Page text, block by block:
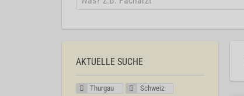
AKTUELLE SUCHE
Thurgau
Schweiz